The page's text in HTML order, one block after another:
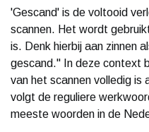
'Gescand' is de voltooid
scannen. Het wordt
is. Denk hierbij aan zinnen
gescand." In deze context
van het scannen volledig
volgt de reguliere
meeste woorden in de